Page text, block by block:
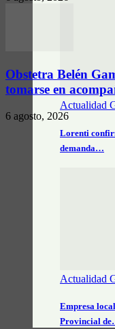
Actualidad
Lorenti
demanda…
Actualidad
Empresa
Provincial
Obstetra Belén
tomarse en
6 agosto, 2026